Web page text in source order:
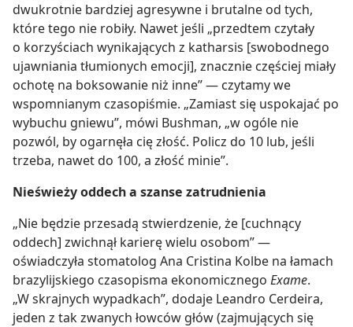
dwukrotnie bardziej agresywne i brutalne od tych,
które tego nie robiły. Nawet jeśli „przedtem czytały
o korzyściach wynikających z katharsis [swobodnego
ujawniania tłumionych emocji], znacznie częściej miały
ochotę na boksowanie niż inne” — czytamy we
wspomnianym czasopiśmie. „Zamiast się uspokajać po
wybuchu gniewu”, mówi Bushman, „w ogóle nie
pozwól, by ogarnęła cię złość. Policz do 10 lub, jeśli
trzeba, nawet do 100, a złość minie”.
Nieświeży oddech a szanse zatrudnienia
„Nie będzie przesadą stwierdzenie, że [cuchnący
oddech] zwichnął karierę wielu osobom” —
oświadczyła stomatolog Ana Cristina Kolbe na łamach
brazylijskiego czasopisma ekonomicznego Exame.
„W skrajnych wypadkach”, dodaje Leandro Cerdeira,
jeden z tak zwanych łowców głów (zajmujących się